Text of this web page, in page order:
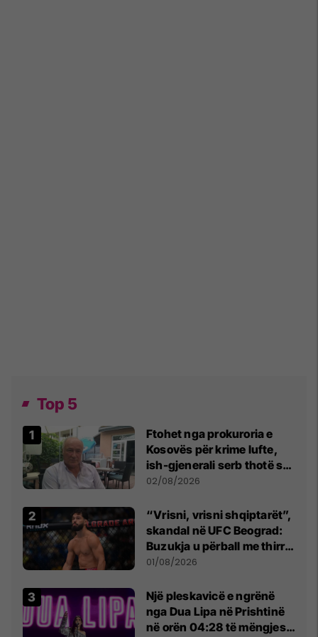
Top 5
Ftohet nga prokuroria e
Kosovës për krime lufte,
ish-gjenerali serb thotë se
dikush e tradhtoi në
02/08/2026
“Vrisni, vrisni shqiptarët”,
skandal në UFC Beograd:
Buzukja u përball me thirrje
anti-shqiptare nga
01/08/2026
Një pleskavicë e ngrënë
nga Dua Lipa në Prishtinë
në orën 04:28 të mëngjesit